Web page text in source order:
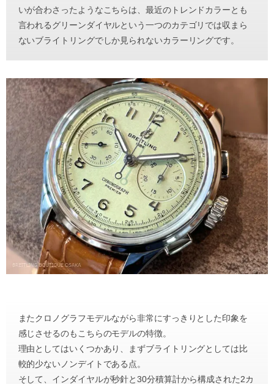
いが合わさったようなこちらは、最近のトレンドカラーとも
言われるグリーンダイヤルという一つのカテゴリでは収まら
ないブライトリングでしか見られないカラーリングです。
またクロノグラフモデルながら非常にすっきりとした印象を
感じさせるのもこちらのモデルの特徴。
理由としてはいくつかあり、まずブライトリングとしては比
較的少ないノンデイトである点。
そして、インダイヤルが秒針と30分積算計から構成された2カ